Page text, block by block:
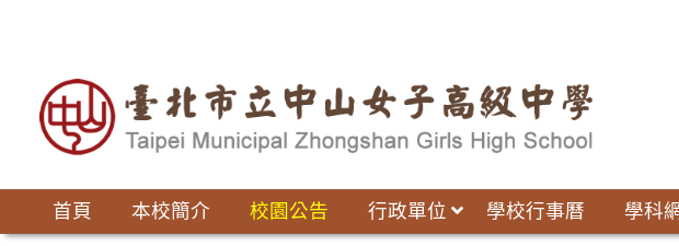
首頁 本校簡介 校園公告 行政單位 學校行事曆 學科